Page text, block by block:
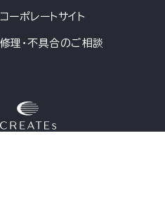
コーポレートサイト
修理・不具合のご相談